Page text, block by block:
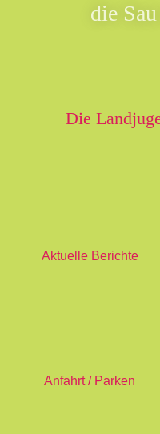
die
Die
Aktuelle Berichte
Anfahrt / Parken